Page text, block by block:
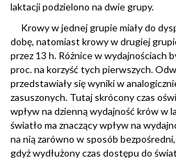
laktacji podzielono na dwie grupy.
Krowy w jednej grupie miały do
dobę, natomiast krowy w drugiej
przez 13 h. Różnice w wydajnościach
proc. na korzyść tych pierwszych.
przedstawiały się wyniki w
zasuszonych. Tutaj skrócony czas
wpływ na dzienną wydajność krów w
światło ma znaczący wpływ na
na nią zarówno w sposób
gdyż wydłużony czas dostępu do